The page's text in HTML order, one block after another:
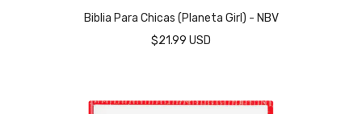
Biblia Para Chicas (Planeta Girl) - NBV
$21.99 USD